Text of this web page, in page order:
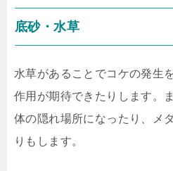
底砂・水草
水草があることでコケの発生
作用が期待できたりします。
体の隠れ場所になったり、メ
りもします。